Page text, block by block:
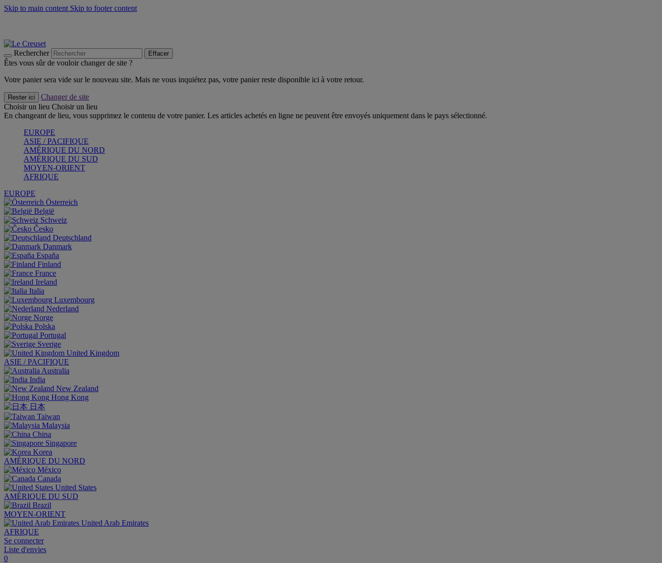
Skip to main content Skip to footer content
Rechercher Effacer
Êtes vous sûr de vouloir changer de site ?
Votre panier sera vide sur le nouveau site. Mais ne vous inquiétez pas, votre panier reste disponible ici à votre retour.
Rester ici
Changer de site
Choisir un lieu Choisir un lieu
En changeant de lieu, vous supprimez le contenu de votre panier. Les articles achetés en ligne ne peuvent être envoyés uniquement dans le pays sélectionné.
EUROPE
ASIE / PACIFIQUE
AMÉRIQUE DU NORD
AMÉRIQUE DU SUD
MOYEN-ORIENT
AFRIQUE
EUROPE
Österreich
België
Schweiz
Česko
Deutschland
Danmark
España
Finland
France
Ireland
Italia
Luxembourg
Nederland
Norge
Polska
Portugal
Sverige
United Kingdom
ASIE / PACIFIQUE
Australia
India
New Zealand
Hong Kong
日本
Taiwan
Malaysia
China
Singapore
Korea
AMÉRIQUE DU NORD
México
Canada
United States
AMÉRIQUE DU SUD
Brazil
MOYEN-ORIENT
United Arab Emirates
AFRIQUE
Se connecter
Liste d'envies
0